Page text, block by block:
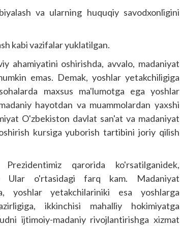
va ularning huquqiy savodxonligini
kabi vazifalar yuklatilgan.
ahamiyatini oshirishda, avvalo, madaniyat
emas. Demak, yoshlar yetakchiligiga
maxsus ma'lumotga ega yoshlar
hayotdan va muammolardan yaxshi
O'zbekiston davlat san'at va madaniyat
kursiga yuborish tartibini joriy qilish
qarorida ko'rsatilganidek,
Ular o'rtasidagi farq kam. Madaniyat
yoshlar yetakchilariniki esa yoshlarga
ikkinchisi mahalliy hokimiyatga
ijtimoiy-madaniy rivoj­lantirishga xizmat